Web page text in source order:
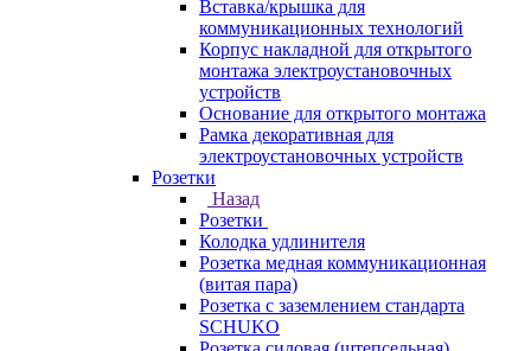
Вставка/крышка для
коммуникационных технологий
Корпус накладной для открытого
монтажа электроустановочных
устройств
Основание для открытого монтажа
Рамка декоративная для
электроустановочных устройств
Розетки
Назад
Розетки
Колодка удлинителя
Розетка медная коммуникационная
(витая пара)
Розетка с заземлением стандарта
SCHUKO